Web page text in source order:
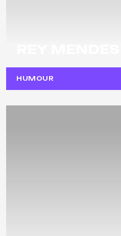
HUMOUR